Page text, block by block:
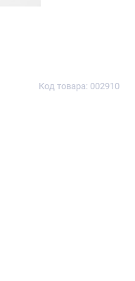
Код товара: 002910